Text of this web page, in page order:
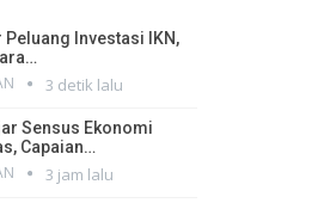
Investasi IKN,
3 detik lalu
Sensus Ekonomi
Capaian…
3 jam lalu